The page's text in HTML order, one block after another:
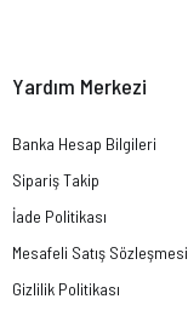
Yardım Merkezi
Banka Hesap Bilgileri
Sipariş Takip
İade Politikası
Mesafeli Satış Sözleşmesi
Gizlilik Politikası